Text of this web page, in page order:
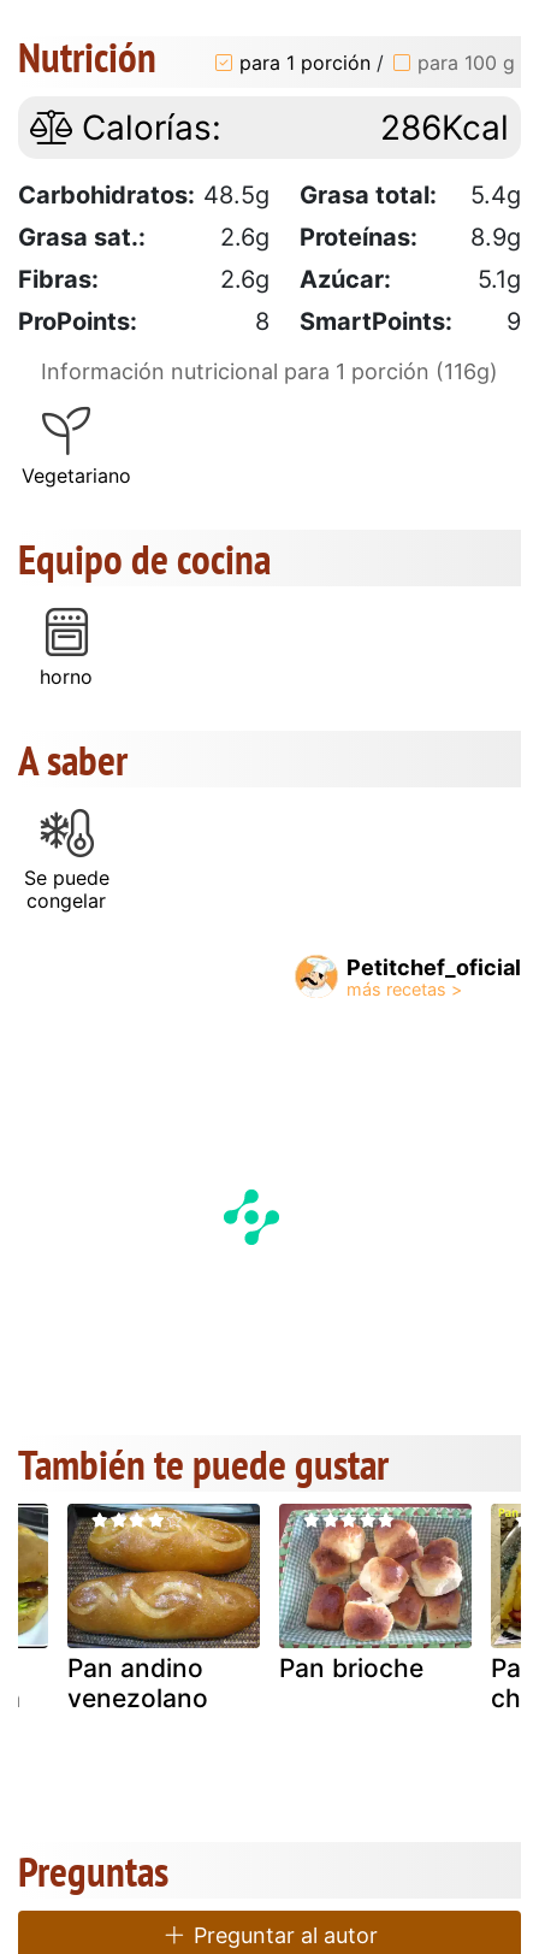
Nutrición para 1 porción / para 100 g
Calorías: 286Kcal
Carbohidratos: 48.5g Grasa total:
5.4g
Grasa sat.:
2.6g Proteínas:
8.9g
Fibras:
2.6g Azúcar:
5.1g
ProPoints:
8 SmartPoints: 9
Información nutricional para 1 porción (116g)
Vegetariano
Equipo de cocina
horno
A saber
Se puede
congelar
Petitchef_oficial
También te puede gustar
Pan andino
venezolano
Pan brioche
Preguntas
Preguntar al autor